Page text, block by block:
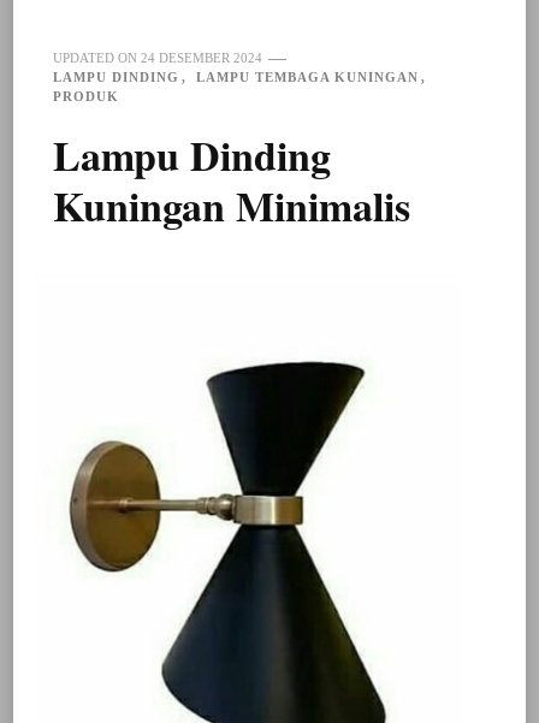
UPDATED ON 24 DESEMBER 2024
LAMPU DINDING
LAMPU TEMBAGA KUNINGAN
PRODUK
Lampu Dinding
Kuningan Minimalis